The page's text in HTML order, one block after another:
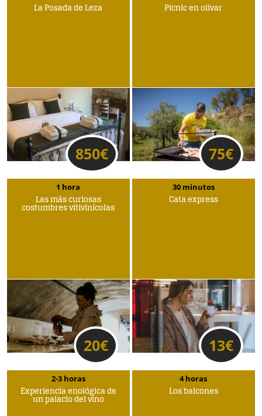
Picnic en olivar
75€
La Posada de Leza
850€
1 hora
Las más curiosas
costumbres vitivinícolas
20€
30 minutos
Cata express
13€
2-3 horas
Experiencia enológica de
un palacio del vino
4 horas
Los balcones